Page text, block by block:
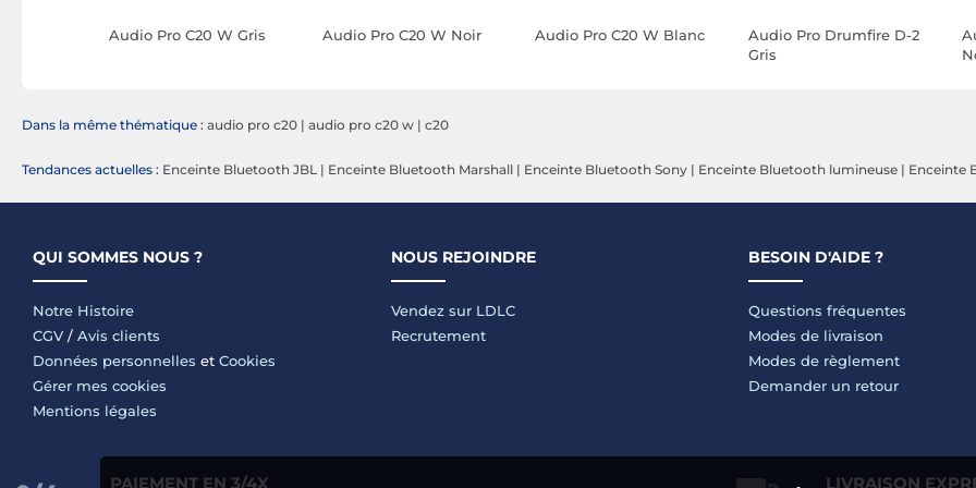
Audio Pro C20 W Gris Audio Pro C20 W Noir Audio Pro C20 W Blanc
Audio Pro Drumfire D-2
Gris
Dans la même thématique : audio pro c20 | audio pro c20 w | c20
Tendances actuelles : Enceinte Bluetooth JBL | Enceinte Bluetooth Marshall | Enceinte Bluetooth Sony | Enceinte Bluetooth lumineuse | Enceinte
QUI SOMMES NOUS ?
Notre Histoire
CGV / Avis clients
Données personnelles et Cookies
Gérer mes cookies
Mentions légales
NOUS REJOINDRE
Vendez sur LDLC
Recrutement
BESOIN D'AIDE ?
Questions fréquentes
Modes de livraison
Modes de règlement
Demander un retour
PAIEMENT EN 3/4X LIVRAISON